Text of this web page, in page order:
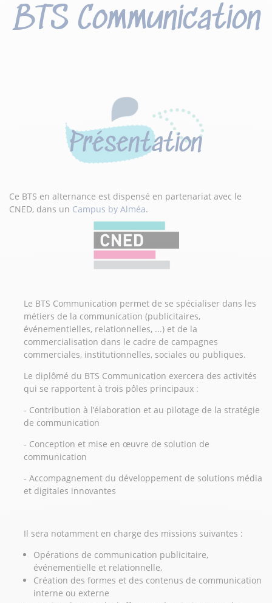
BTS Communication
Présentation
Ce BTS en alternance est dispensé en partenariat avec le
CNED, dans un Campus by Alméa.
Le BTS Communication permet de se spécialiser dans les
métiers de la communication (publicitaires,
événementielles, relationnelles, ...) et de la
commercialisation dans le cadre de campagnes
commerciales, institutionnelles, sociales ou publiques.
Le diplômé du BTS Communication exercera des activités
qui se rapportent à trois pôles principaux :
- Contribution à l’élaboration et au pilotage de la stratégie
de communication
- Conception et mise en œuvre de solution de
communication
- Accompagnement du développement de solutions média
et digitales innovantes
Il sera notamment en charge des missions suivantes :
Opérations de communication publicitaire,
événementielle et relationnelle,
Création des formes et des contenus de communication
interne ou externe